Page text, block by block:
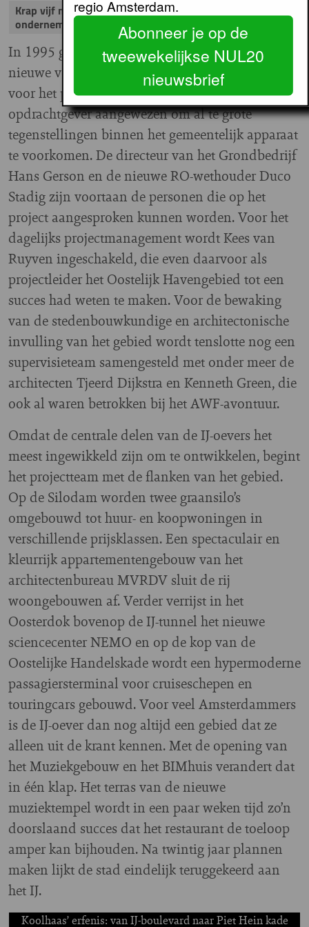
Krap vijf maanden later stort de publiek-private
onderneming in elkaar
In 1995 gaat de gemeenteraad akkoord met deze
nieuwe veroveringsstrategie. Bovendien worden
voor het project één ambtelijk en één bestuurlijk
opdrachtgever aangewezen om al te grote
tegenstellingen binnen het gemeentelijk apparaat
te voorkomen. De directeur van het Grondbedrijf
Hans Gerson en de nieuwe RO-wethouder Duco
Stadig zijn voortaan de personen die op het
project aangesproken kunnen worden. Voor het
dagelijks projectmanagement wordt Kees van
Ruyven ingeschakeld, die even daarvoor als
projectleider het Oostelijk Havengebied tot een
succes had weten te maken. Voor de bewaking
van de stedenbouwkundige en architectonische
invulling van het gebied wordt tenslotte nog een
supervisieteam samengesteld met onder meer de
architecten Tjeerd Dijkstra en Kenneth Green, die
ook al waren betrokken bij het AWF-avontuur.
Omdat de centrale delen van de IJ-oevers het
meest ingewikkeld zijn om te ontwikkelen, begint
het projectteam met de flanken van het gebied.
Op de Silodam worden twee graansilo’s
omgebouwd tot huur- en koopwoningen in
verschillende prijsklassen. Een spectaculair en
kleurrijk appartementengebouw van het
architectenbureau MVRDV sluit de rij
woongebouwen af. Verder verrijst in het
Oosterdok bovenop de IJ-tunnel het nieuwe
sciencecenter NEMO en op de kop van de
Oostelijke Handelskade wordt een hypermoderne
passagiersterminal voor cruiseschepen en
touringcars gebouwd. Voor veel Amsterdammers
is de IJ-oever dan nog altijd een gebied dat ze
alleen uit de krant kennen. Met de opening van
het Muziekgebouw en het BIMhuis verandert dat
in één klap. Het terras van de nieuwe
muziektempel wordt in een paar weken tijd zo’n
doorslaand succes dat het restaurant de toeloop
amper kan bijhouden. Na twintig jaar plannen
maken lijkt de stad eindelijk teruggekeerd aan
het IJ.
Koolhaas’ erfenis: van IJ-boulevard naar Piet Hein kade
regio Amsterdam.
Abonneer je op de
tweewekelijkse NUL20
nieuwsbrief